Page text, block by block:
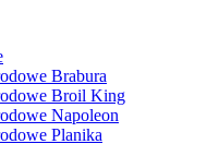
Brabura
Broil King
Napoleon
Planika